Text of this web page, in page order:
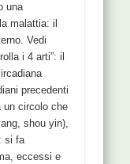
una
malattia: il
Vedi
i 4 arti”: il
precedenti
un circolo che
shou yin),
si fa
eccessi e